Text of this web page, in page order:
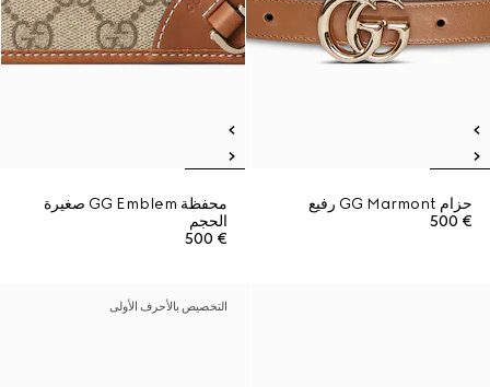
حزام GG Marmont رفيع
€ 500
محفظة GG Emblem صغيرة
الحجم
€ 500
التخصيص بالأحرف الأولى